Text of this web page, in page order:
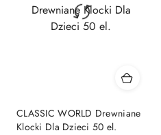
CLASSIC WORLD Drewniane
Klocki Dla Dzieci 50 el.